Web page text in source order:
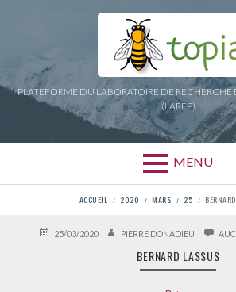
PLATEFORME DU LABORATOIRE DE RECHERCHE
(LAREP)
MENU
D'ARIANE
ACCUEIL 2020 MARS 25
PUBLIÉ25/03/2020 AUTEURPIERRE DONADIEU
BERNARD LASSUS